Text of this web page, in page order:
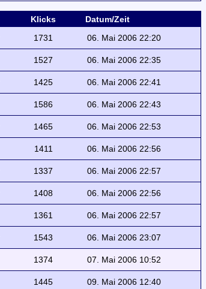
Klicks Datum/Zeit
1731 06. Mai 2006 22:20
1527 06. Mai 2006 22:35
1425 06. Mai 2006 22:41
1586 06. Mai 2006 22:43
1465 06. Mai 2006 22:53
1411 06. Mai 2006 22:56
1337 06. Mai 2006 22:57
1408 06. Mai 2006 22:56
1361 06. Mai 2006 22:57
1543 06. Mai 2006 23:07
1374 07. Mai 2006 10:52
1445 09. Mai 2006 12:40